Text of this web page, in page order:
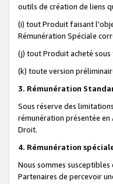
outils de création de liens
(i) tout Produit faisant
Rémunération Spéciale
(j) tout Produit acheté
(k) toute version
3. Rémunération
Sous réserve des
rémunération présentée en
Droit.
4. Rémunération
Nous sommes
Partenaires de percevoir